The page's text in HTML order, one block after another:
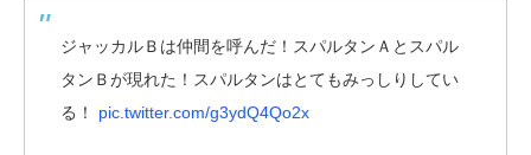
ジャッカルＢは仲間を呼んだ！スパルタンＡとスパル
タンＢが現れた！スパルタンはとてもみっしりしてい
る！ pic.twitter.com/g3ydQ4Qo2x